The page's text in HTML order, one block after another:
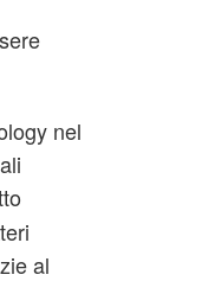
nel
al